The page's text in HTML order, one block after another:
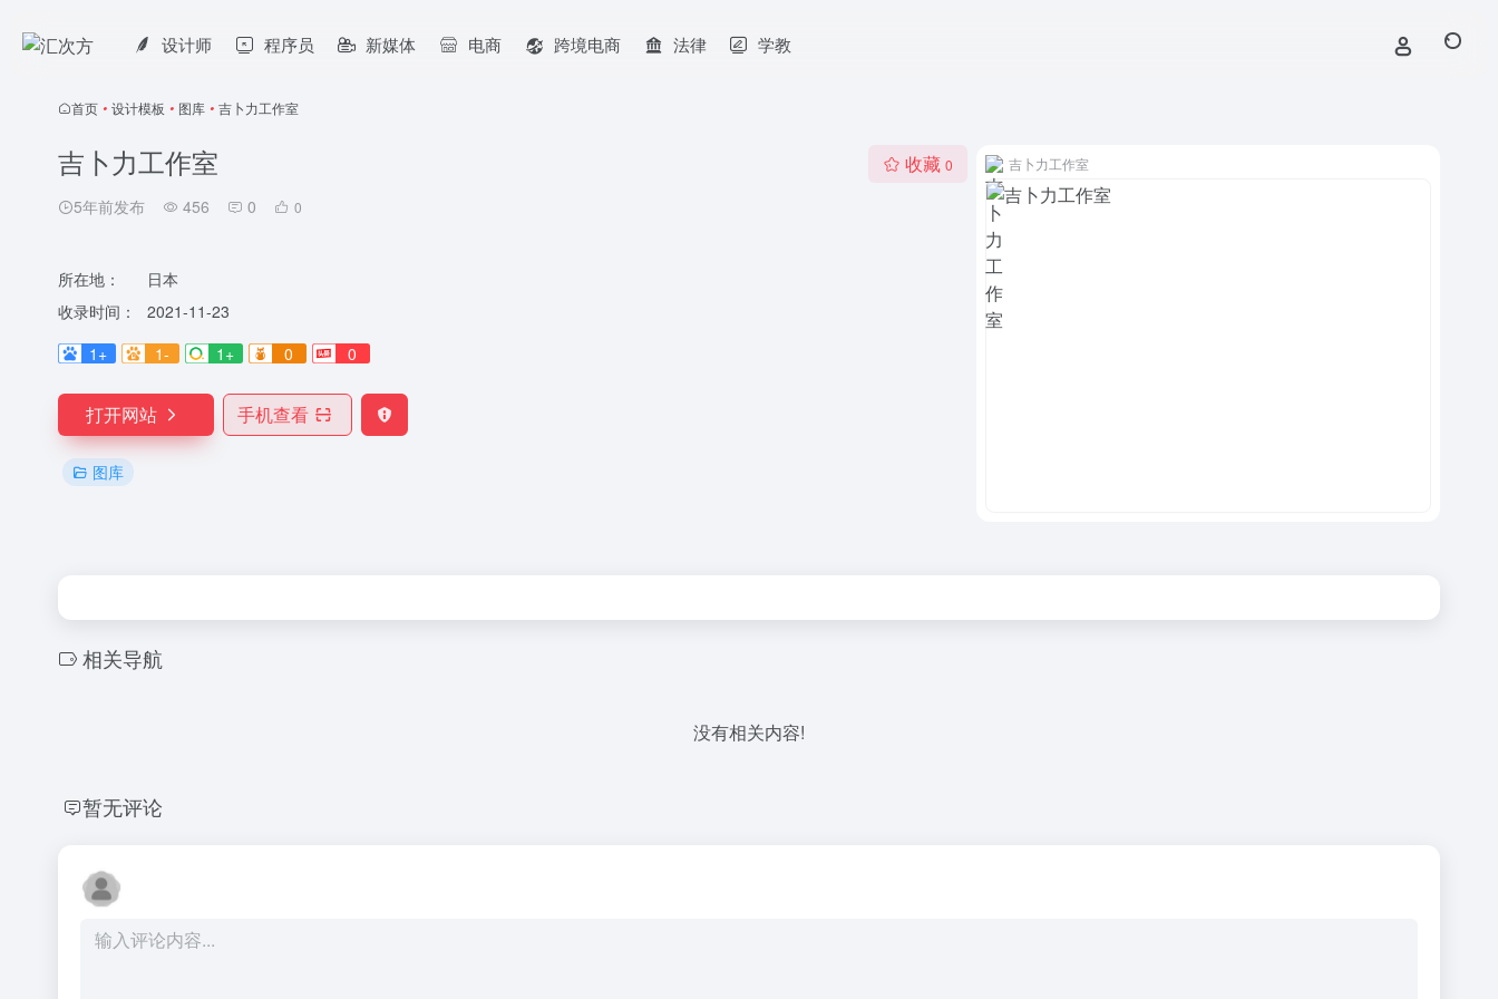
设计师 程序员 新媒体 电商 跨境电商 法律 学教
首页 • 设计模板 • 图库 • 吉卜力工作室
吉卜力工作室
5年前发布 456 0 0
收藏 0
所在地：
日本
收录时间：
2021-11-23
1+
1- 1+ 0 0
打开网站 手机查看
图库
吉卜力工作室
相关导航
没有相关内容!
暂无评论